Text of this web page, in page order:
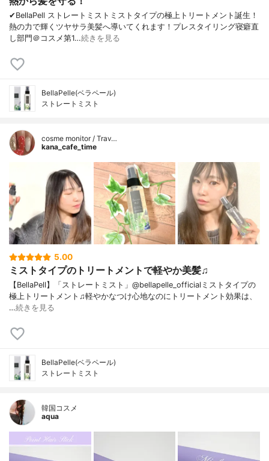
✔︎BellaPell ストレートミストミストタイプの極上トリートメント誕生！
熱の力で輝くツヤサラ美髪へ導いてくれます！プレスタイリング寝癖直
し部門＠コスメ第1…続きを見る
BellaPelle(ベラペール)
ストレートミスト
cosme monitor / Trav…
kana_cafe_time
5.00
ミストタイプのトリートメントで軽やか美髪♫
【BellaPell】「ストレートミスト」@bellapelle_officialミストタイプの
極上トリートメント♫軽やかなつけ心地なのにトリートメント効果は、
…続きを見る
BellaPelle(ベラペール)
ストレートミスト
韓国コスメ
aqua